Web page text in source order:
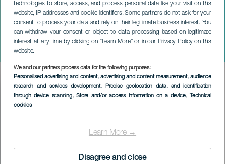
technologies to store, access, and process personal data like your visit on this
website, IP addresses and cookie identifiers. Some partners do not ask for your
consent to process your data and rely on their legitimate business interest. You
can withdraw your consent or object to data processing based on legitimate
interest at any time by clicking on “Learn More” or in our Privacy Policy on this
website.
We and our partners process data for the following purposes:
Personalised advertising and content, advertising and content measurement, audience
research and services development, Precise geolocation data, and identification
through device scanning, Store and/or access information on a device, Technical
cookies
Learn More →
Disagree and close
Suloinen
solidaarisuuskilpailu
GRAN CANARIA
Imagen
Listado